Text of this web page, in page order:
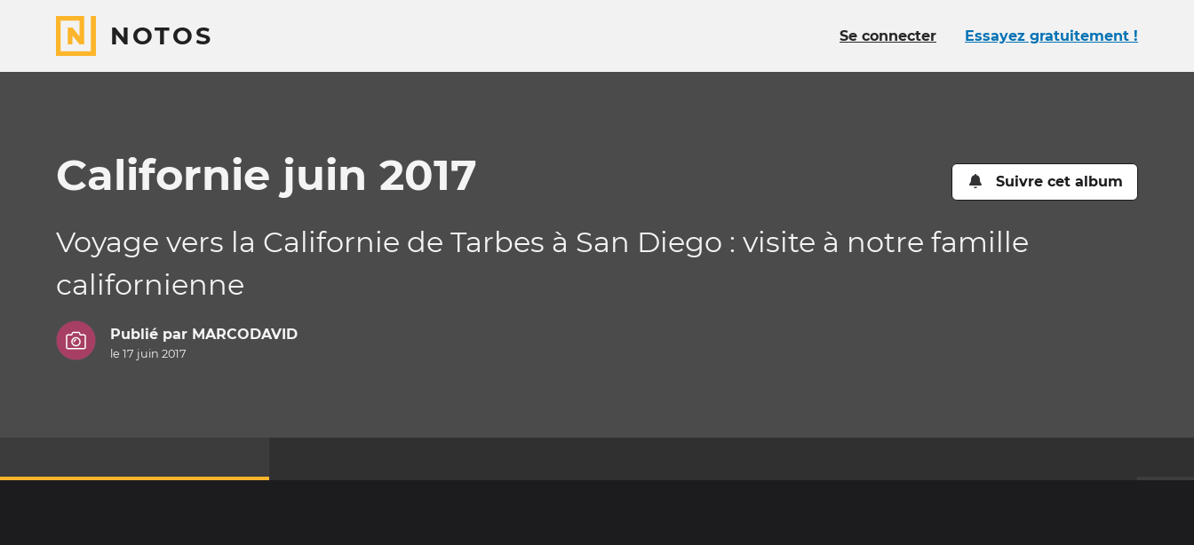
NOTOS Se connecter Essayez gratuitement !
Californie juin 2017 Suivre cet album
Voyage vers la Californie de Tarbes à San Diego : visite à notre famille
californienne
Publié par MARCODAVID
le 17 juin 2017